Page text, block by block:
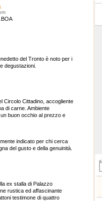
BOA
del Tronto è noto per i
degustazioni.
Circolo Cittadino, accogliente
di carne. Ambiente
buon occhio al prezzo e
indicato per chi cerca
del gusto e della genuinità.
ex stalla di Palazzo
rustica ed affascinante
testimone di quattro